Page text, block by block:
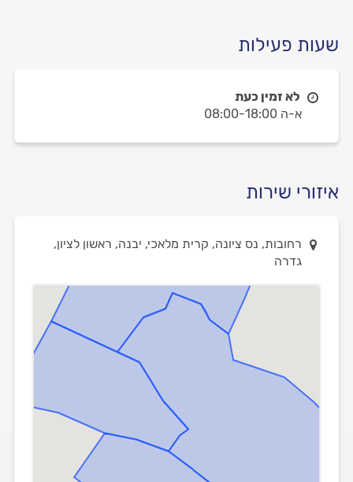
שעות פעילות
לא זמין כעת
א-ה 08:00-18:00
איזורי שירות
רחובות, נס ציונה, קרית מלאכי, יבנה, ראשון לציון,
גדרה